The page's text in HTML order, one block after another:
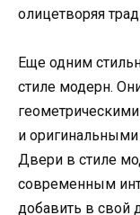
олицетворяя
Еще одним
стиле модерн.
и оригинальными
Двери в стиле
современным
добавить в свой